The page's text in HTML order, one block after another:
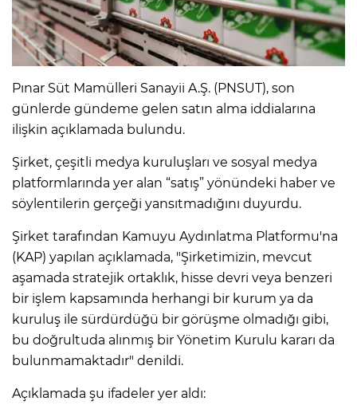
Pınar Süt Mamülleri Sanayii A.Ş. (PNSUT), son
günlerde gündeme gelen satın alma iddialarına
ilişkin açıklamada bulundu.
Şirket, çeşitli medya kuruluşları ve sosyal medya
platformlarında yer alan “satış” yönündeki haber ve
söylentilerin gerçeği yansıtmadığını duyurdu.
Şirket tarafından Kamuyu Aydınlatma Platformu'na
(KAP) yapılan açıklamada, "Şirketimizin, mevcut
aşamada stratejik ortaklık, hisse devri veya benzeri
bir işlem kapsamında herhangi bir kurum ya da
kuruluş ile sürdürdüğü bir görüşme olmadığı gibi,
bu doğrultuda alınmış bir Yönetim Kurulu kararı da
bulunmamaktadır" denildi.
Açıklamada şu ifadeler yer aldı: